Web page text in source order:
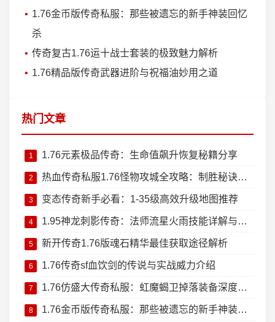
1.76金币版传奇私服：那些被遗忘的新手神装回忆
杀
传奇复古1.76运十战士套装的极致魅力解析
1.76精品版传奇武器进阶与祝福油妙用之道
热门文章
1 1.76元素极品传奇：生命值飙升恢复秘籍分享
2 热血传奇私服1.76怪物攻城全攻略：制胜秘诀大公开
3 变态传奇新手必看：1-35级高效升级地图推荐
4 1.95神龙刺影传奇：法师流星火雨技能详解与实战技巧
5 新开传奇1.76版魂石精华最佳获取途径解析
6 1.76传奇sf血饮剑的传说与实战威力介绍
7 1.76仿盛大传奇私服：虹魔蝎卫掉落装备深度测评
8 1.76金币版传奇私服：那些被遗忘的新手神装回忆杀